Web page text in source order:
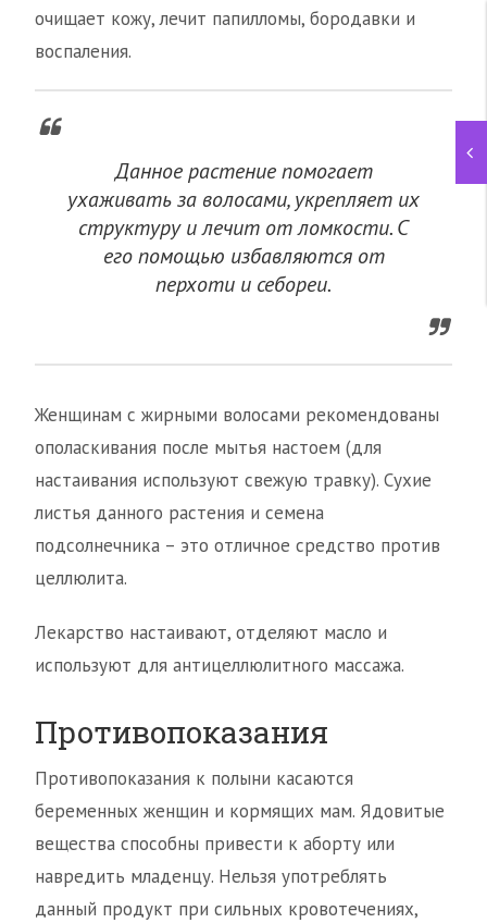
очищает кожу, лечит папилломы, бородавки и
воспаления.
Данное растение помогает
ухаживать за волосами, укрепляет их
структуру и лечит от ломкости. С
его помощью избавляются от
перхоти и себореи.
Женщинам с жирными волосами рекомендованы
ополаскивания после мытья настоем (для
настаивания используют свежую травку). Сухие
листья данного растения и семена
подсолнечника – это отличное средство против
целлюлита.
Лекарство настаивают, отделяют масло и
используют для антицеллюлитного массажа.
Противопоказания
Противопоказания к полыни касаются
беременных женщин и кормящих мам. Ядовитые
вещества способны привести к аборту или
навредить младенцу. Нельзя употреблять
данный продукт при сильных кровотечениях,